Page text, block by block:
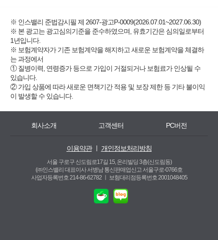
※ 인스밸리 준법감시필 제 2607-광고P-0009(2026.07.01~2027.06.30)
※ 본 광고는 광고심의기준을 준수하였으며, 유효기간은 심의일로부터
1년입니다.
※ 보험계약자가 기존 보험계약을 해지하고 새로운 보험계약을 체결하
는 과정에서
① 질병이력, 연령증가 등으로 가입이 거절되거나 보험료가 인상될 수
있습니다.
② 가입 상품에 따라 새로운 면책기간 적용 및 보장 제한 등 기타 불이익
이 발생할 수 있습니다.
회사소개 고객센터 PC버전
이용약관ㅣ 개인정보처리방침
서울 구로구 신도림로17길 15, 온리빌딩 3층(신도림동)
(㈜인스밸리 대표이사 서병남 통신판매업신고 서울구로-0766호
사업자등록번호 214-86-62782 ㅣ
보험대리점등록번호 2001048405